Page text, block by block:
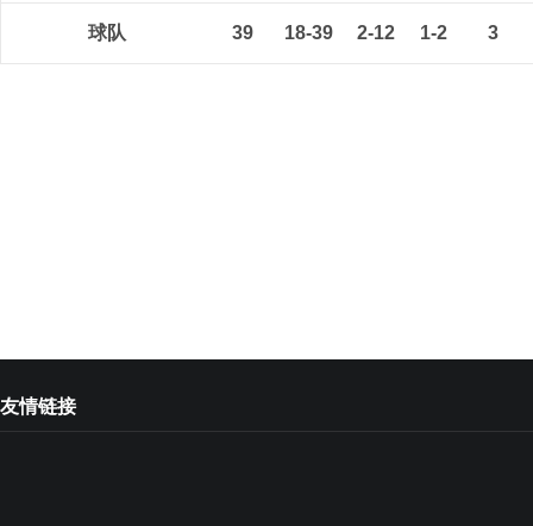
球队 39 18-39 2-12 1-2 3
友情链接